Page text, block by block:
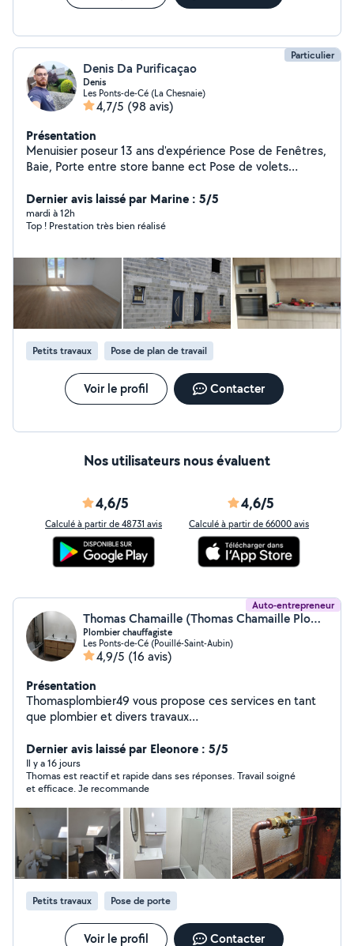
petite électricité, plomberie A bientôt de nous
Particulier
Denis Da Purificaçao
Denis
Les Ponts-de-Cé (La Chesnaie)
4,7/5 (98 avis)
Présentation
Menuisier poseur 13 ans d'expérience Pose de Fenêtres,
Baie, Porte entre store banne ect Pose de volets
Pose de parquet stratifié/pvc Remplacement de vitrage
. plaque de véranda Je touche a beaucoup de chose
Rendre le client satisfait de mon travail et mettre mes
solution Je travail comme si c'était pour moi
Dernier avis laissé par Marine : 5/5
mardi à 12h
Top ! Prestation très bien réalisé
Petits travaux Pose de plan de travail
Voir le profil Contacter
Nos utilisateurs nous évaluent
4,6/5
Calculé à partir de 48731 avis
4,6/5
Calculé à partir de 66000 avis
Auto-entrepreneur
Thomas Chamaille (Thomas Chamaille Plomberie)
Plombier chauffagiste
Les Ponts-de-Cé (Pouillé-Saint-Aubin)
4,9/5 (16 avis)
Présentation
Thomasplombier49 vous propose ces services en tant
que plombier et divers travaux
7j7 24h24 Assurance décennale
Dernier avis laissé par Eleonore : 5/5
Il y a 16 jours
Thomas est reactif et rapide dans ses réponses. Travail soigné
et efficace. Je recommande
Petits travaux Pose de porte
Voir le profil Contacter